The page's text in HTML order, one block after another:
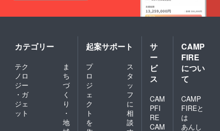
カテゴリー
テク
ノロ
ジー
・ガ
ジェ
ット
ま
ち
づ
く
り
・
地
起案サポート
プ
ロ
ジ
ェ
ク
ト
を
ス
タ
ッ
フ
に
相
談
サ
ー
ビ
ス
CAM
PFI
RE
CAM
CAMP
FIRE
につい
て
CAMP
FIREと
は
あんし